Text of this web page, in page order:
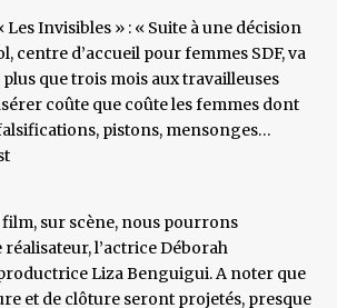
Invisibles » : « Suite à une décision
centre d’accueil pour femmes SDF, va
que trois mois aux travailleuses
coûte que coûte les femmes dont
pistons, mensonges…
sur scène, nous pourrons
l’actrice Déborah
Liza Benguigui. A noter que
et de clôture seront projetés, presque